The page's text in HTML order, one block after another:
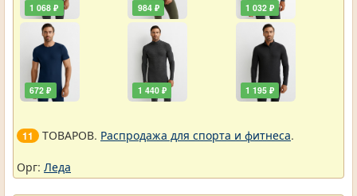
1 068 ₽
672 ₽
984 ₽
1 440 ₽
1 032 ₽
1 195 ₽
11 ТОВАРОВ. Распродажа для спорта и фитнеса.
Орг: Леда